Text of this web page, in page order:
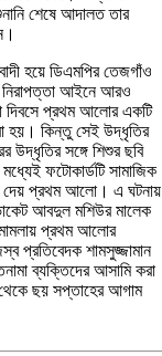
হয়ে ডিএমপির তেজগাঁও
নিরাপত্তা আইনে আরও
দিবসে প্রথম আলোর একটি
হয়। কিন্তু সেই উদ্ধৃতির
উদ্ধৃতির সঙ্গে শিশুর ছবি
ফটোকার্ডটি সামাজিক
দেয় প্রথম আলো। এ ঘটনায়
আবদুল মশিউর মালেক
মামলায় প্রথম আলোর
প্রতিবেদক শামসুজ্জামান
ব্যক্তিদের আসামি করা
ছয় সপ্তাহের আগাম